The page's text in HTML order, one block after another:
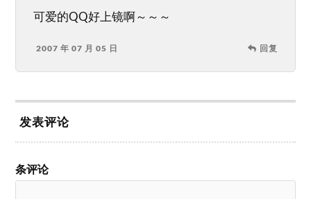
可爱的QQ好上镜啊～～～
2007 年 07 月 05 日 回复
发表评论
条评论